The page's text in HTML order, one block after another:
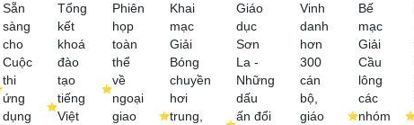
Sẵn
sàng
cho
Cuộc
thi
ứng
dụng
Tổng
kết
khoá
đào
tạo
tiếng
Việt
Phiên
họp
toàn
thể
về
ngoại
giao
Khai
mạc
Giải
Bóng
chuyền
hơi
trung,
Giáo
dục
Sơn
La -
Những
dấu
ấn đổi
Vinh
danh
hơn
300
cán
bộ,
giáo
Bế
mạc
Giải
Cầu
lông
các
nhóm